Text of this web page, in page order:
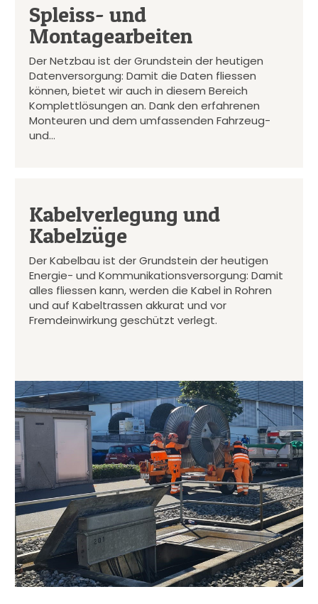
Spleiss- und
Montagearbeiten
Der Netzbau ist der Grundstein der heutigen
Datenversorgung: Damit die Daten fliessen
können, bietet wir auch in diesem Bereich
Komplettlösungen an. Dank den erfahrenen
Monteuren und dem umfassenden Fahrzeug-
und…
Kabelverlegung und
Kabelzüge
Der Kabelbau ist der Grundstein der heutigen
Energie- und Kommunikationsversorgung: Damit
alles fliessen kann, werden die Kabel in Rohren
und auf Kabeltrassen akkurat und vor
Fremdeinwirkung geschützt verlegt.